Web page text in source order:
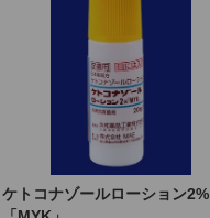
ケトコナゾールローション2%